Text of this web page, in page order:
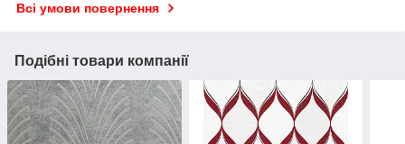
Всі умови повернення
Подібні товари компанії